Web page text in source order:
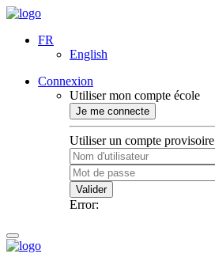
FR
English
Connexion
Utiliser mon compte école
Je me connecte
Utiliser un compte provisoire
Valider
Error: